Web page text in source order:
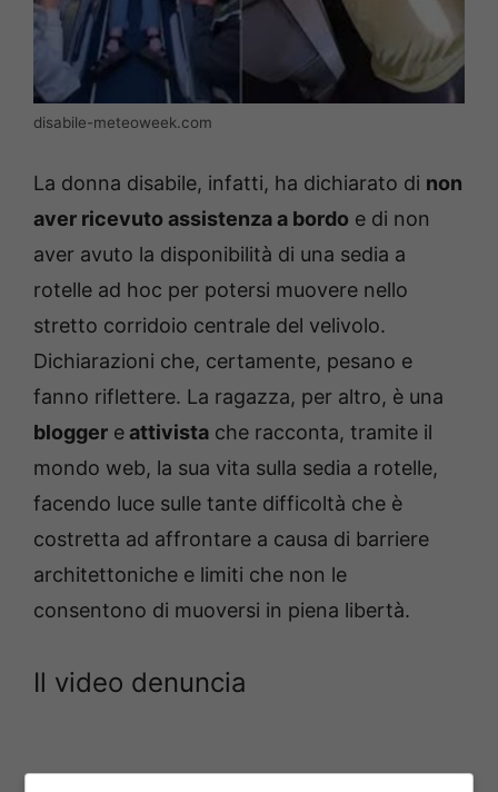
disabile-meteoweek.com
La donna disabile, infatti, ha dichiarato di non
aver ricevuto assistenza a bordo e di non
aver avuto la disponibilità di una sedia a
rotelle ad hoc per potersi muovere nello
stretto corridoio centrale del velivolo.
Dichiarazioni che, certamente, pesano e
fanno riflettere. La ragazza, per altro, è una
blogger eattivista che racconta, tramite il
mondo web, la sua vita sulla sedia a rotelle,
facendo luce sulle tante difficoltà che è
costretta ad affrontare a causa di barriere
architettoniche e limiti che non le
consentono di muoversi in piena libertà.
Il video denuncia